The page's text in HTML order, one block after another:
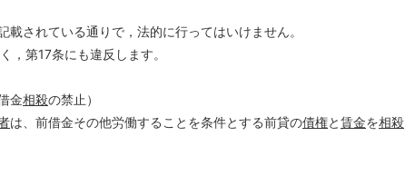
載されている通りで，法的に行ってはいけません。
，第17条にも違反します。
金相殺の禁止）
は、前借金その他労働することを条件とする前貸の債権と賃金を相殺